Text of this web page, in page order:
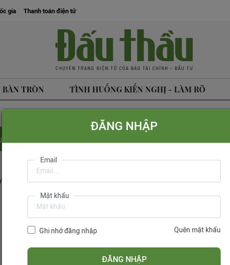
gia Thanh toán điện tử
BÀN TRÒN TÌNH HUỐNG KIẾN NGHỊ - LÀM RÕ
tin tòa soạn
Văn Hồng
do Cục
ĐĂNG NHẬP
Email
Mật khẩu
Ghi nhớ đăng nhập Quên mật khẩu
ĐĂNG NHẬP